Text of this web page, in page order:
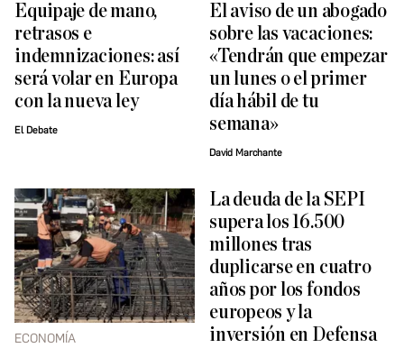
Equipaje de mano,
retrasos e
indemnizaciones: así
será volar en Europa
con la nueva ley
El Debate
El aviso de un abogado
sobre las vacaciones:
«Tendrán que empezar
un lunes o el primer
día hábil de tu
semana»
David Marchante
ECONOMÍA
La deuda de la SEPI
supera los 16.500
millones tras
duplicarse en cuatro
años por los fondos
europeos y la
inversión en Defensa